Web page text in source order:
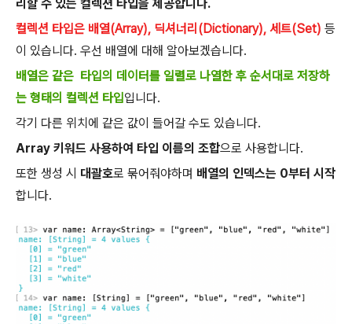
리할 수 있는 컬렉션 타입을 제공합니다.
컬렉션 타입은 배열(Array), 딕셔너리(Dictionary), 세트(Set) 등
이 있습니다. 우선 배열에 대해 알아보겠습니다.
배열은 같은 타입의 데이터를 일렬로 나열한 후 순서대로 저장하
는 형태의 컬렉션 타입입니다.
각기 다른 위치에 같은 값이 들어갈 수도 있습니다.
Array 키워드 사용하여 타입 이름의 조합으로 사용합니다.
또한 생성 시 대괄호로 묶어줘야하며 배열의 인덱스는 0부터 시작
합니다.